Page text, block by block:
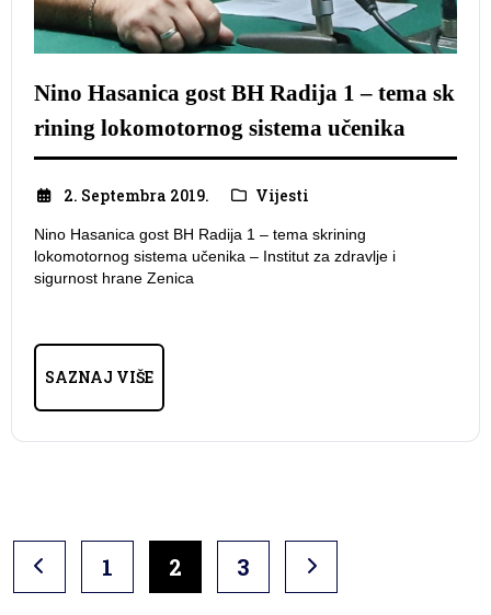
Nino Hasanica gost BH Radija 1 – tema sk
rining lokomotornog sistema učenika
2. Septembra 2019. Vijesti
Nino Hasanica gost BH Radija 1 – tema skrining
lokomotornog sistema učenika – Institut za zdravlje i
sigurnost hrane Zenica
SAZNAJ VIŠE
1 2 3